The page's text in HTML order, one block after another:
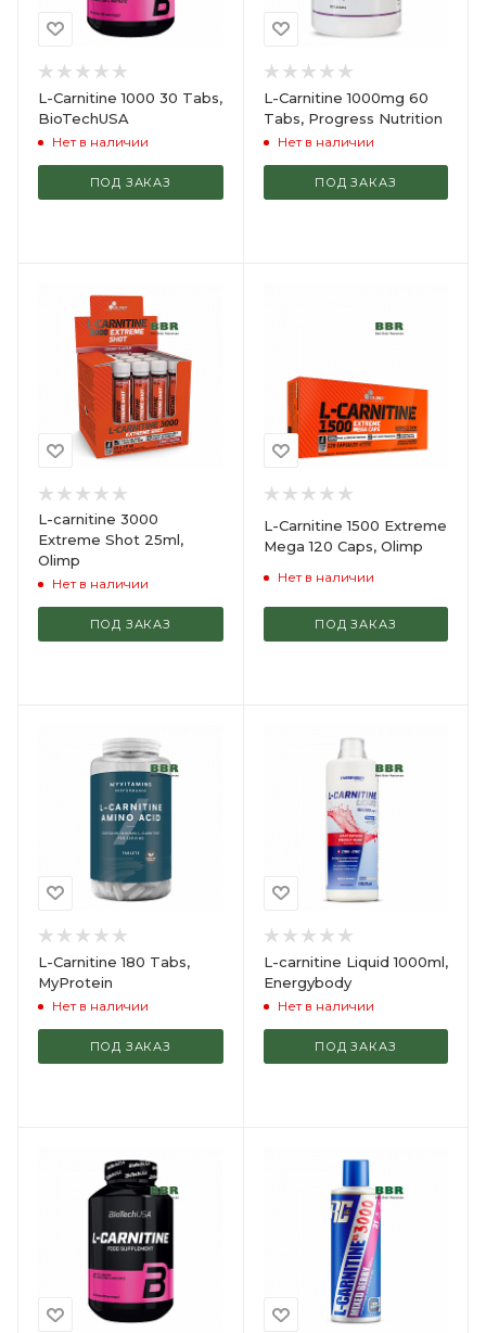
L-Carnitine 1000 30 Tabs,
BioTechUSA
Нет в наличии
ПОД ЗАКАЗ
L-Carnitine 1000mg 60
Tabs, Progress Nutrition
Нет в наличии
ПОД ЗАКАЗ
L-carnitine 3000
Extreme Shot 25ml,
Olimp
Нет в наличии
ПОД ЗАКАЗ
L-Carnitine 1500 Extreme
Mega 120 Caps, Olimp
Нет в наличии
ПОД ЗАКАЗ
L-Carnitine 180 Tabs,
MyProtein
Нет в наличии
ПОД ЗАКАЗ
L-carnitine Liquid 1000ml,
Energybody
Нет в наличии
ПОД ЗАКАЗ